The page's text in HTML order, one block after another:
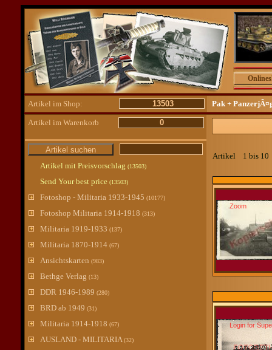
Artikel im Shop: 13503 Pak +
Artikel im Warenkorb 0
Artikel mit Preisvorschlag (13503)
Send Your best price (13503)
Fotoshop - Militaria 1933-1945 (10177)
Fotoshop Militaria 1914-1918 (313)
Militaria 1919-1933 (137)
Militaria 1870-1914 (67)
Ansichtskarten (983)
Bethge Verlag (13)
DDR 1946-1989 (280)
BRD ab 1949 (31)
Militaria 1914-1918 (67)
AUSLAND - MILITARIA (32)
Artikel 1 bis
Zoom
Login for